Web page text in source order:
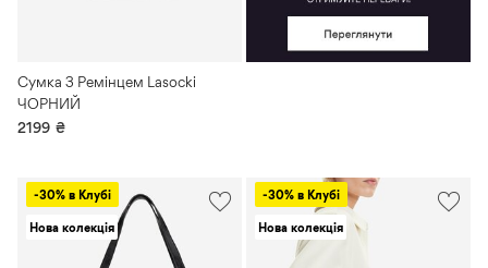
Сумка З Ремінцем Lasocki
ЧОРНИЙ
2199 ₴
-30% в Клубі
Нова колекція
-30% в Клубі
Нова колекція